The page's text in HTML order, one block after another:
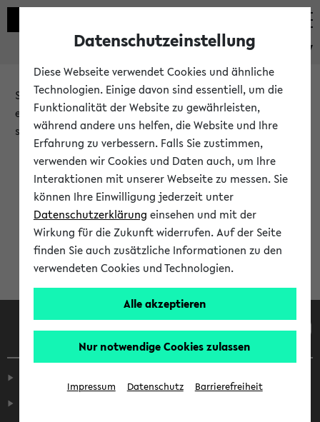
eKVV
Sie möchten auf eine eKVV Funktion zugreifen, die Ihnen
erst nach einer Anmeldung am System zur Verfügung
steht.
Bitte melden Sie sich an:
Anmeldung am eKVV
Datenschutzeinstellung
Diese Webseite verwendet Cookies und ähnliche
Technologien. Einige davon sind essentiell, um die
Funktionalität der Website zu gewährleisten,
während andere uns helfen, die Website und Ihre
Erfahrung zu verbessern. Falls Sie zustimmen,
verwenden wir Cookies und Daten auch, um Ihre
Interaktionen mit unserer Webseite zu messen. Sie
können Ihre Einwilligung jederzeit unter
Datenschutzerklärung einsehen und mit der
Wirkung für die Zukunft widerrufen. Auf der Seite
finden Sie auch zusätzliche Informationen zu den
verwendeten Cookies und Technologien.
Alle akzeptieren
Nur notwendige Cookies zulassen
Impressum Datenschutz Barrierefreiheit